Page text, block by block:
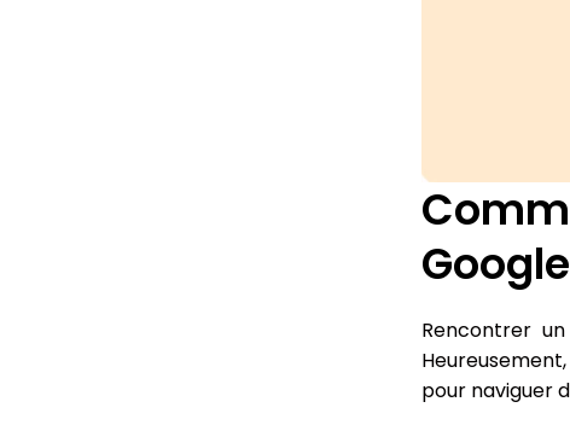
Google
Rencontrer
pour naviguer